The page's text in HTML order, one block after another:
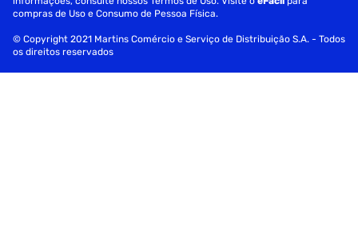
compras de Uso e Consumo de Pessoa Física.
© Copyright 2021 Martins Comércio e Serviço de Distribuição S.A. - Todos
os direitos reservados